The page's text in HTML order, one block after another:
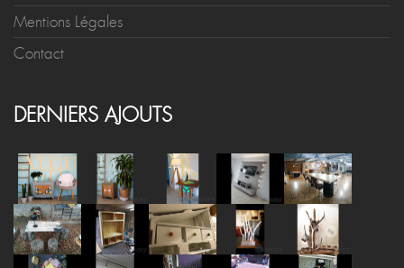
Mentions Légales
Contact
DERNIERS AJOUTS